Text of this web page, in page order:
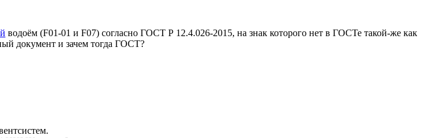
водоём (F01-01 и F07) согласно ГОСТ Р 12.4.026-2015, на знак которого нет в ГОСТе такой-же как
документ и зачем тогда ГОСТ?